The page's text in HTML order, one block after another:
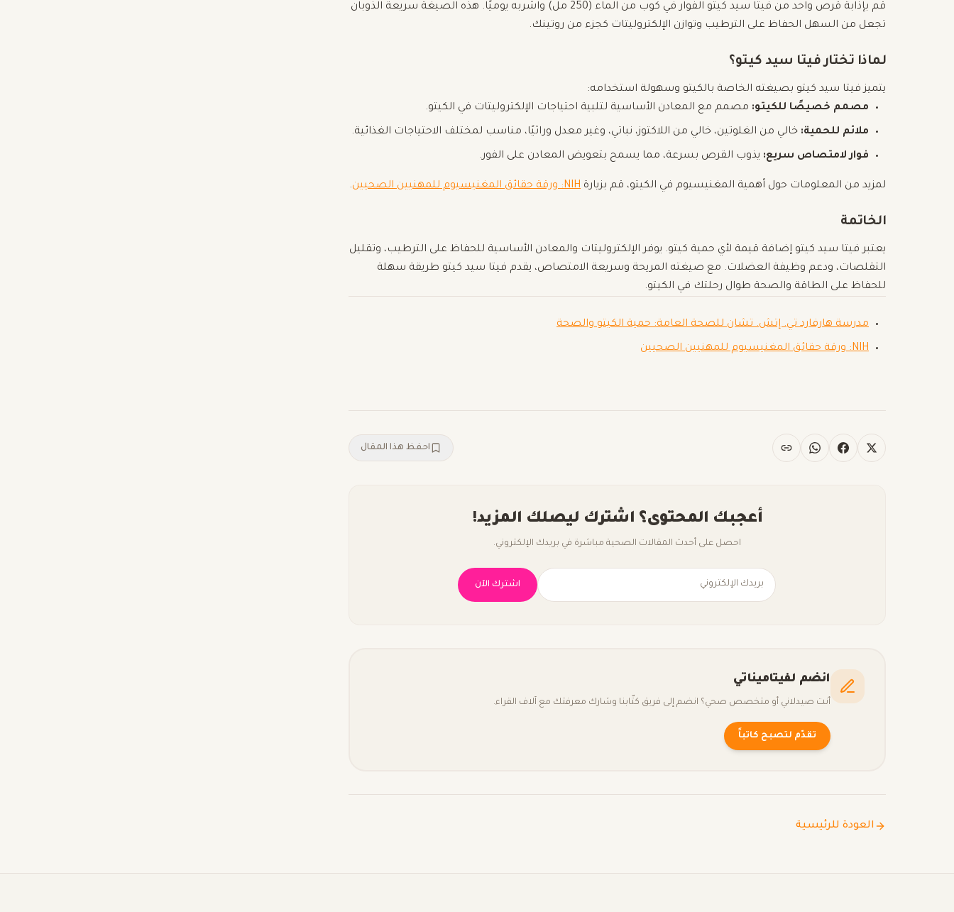
قم بإذابة قرص واحد من فيتا سيد كيتو الفوار في كوب من الماء (250 مل) واشربه يوميًا. هذه الصيغة سريعة الذوبان
تجعل من السهل الحفاظ على الترطيب وتوازن الإلكتروليتات كجزء من روتينك.
لماذا تختار فيتا سيد كيتو؟
يتميز فيتا سيد كيتو بصيغته الخاصة بالكيتو وسهولة استخدامه:
مصمم خصيصًا للكيتو: مصمم مع المعادن الأساسية لتلبية احتياجات الإلكتروليتات في الكيتو.
ملائم للحمية: خالي من الغلوتين، خالي من اللاكتوز، نباتي، وغير معدل وراثيًا، مناسب لمختلف الاحتياجات الغذائية.
فوار لامتصاص سريع: يذوب القرص بسرعة، مما يسمح بتعويض المعادن على الفور.
لمزيد من المعلومات حول أهمية المغنيسيوم في الكيتو، قم بزيارة NIH: ورقة حقائق المغنيسيوم للمهنيين الصحيين .
الخاتمة
يعتبر فيتا سيد كيتو إضافة قيمة لأي حمية كيتو. يوفر الإلكتروليتات والمعادن الأساسية للحفاظ على الترطيب، وتقليل
التقلصات، ودعم وظيفة العضلات. مع صيغته المريحة وسريعة الامتصاص، يقدم فيتا سيد كيتو طريقة سهلة
للحفاظ على الطاقة والصحة طوال رحلتك في الكيتو.
مدرسة هارفارد تي. إتش. تشان للصحة العامة: حمية الكيتو والصحة
NIH: ورقة حقائق المغنيسيوم للمهنيين الصحيين
احفظ هذا المقال
أعجبك المحتوى؟ اشترك ليصلك المزيد!
احصل على أحدث المقالات الصحية مباشرة في بريدك الإلكتروني.
اشترك الآن
انضم لفيتاميناتي
أنت صيدلاني أو متخصص صحي؟ انضم إلى فريق كتّابنا وشارك معرفتك مع آلاف القراء.
تقدّم لتصبح كاتباً
العودة للرئيسية